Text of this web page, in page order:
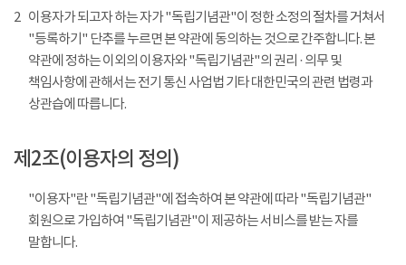
2 이용자가 되고자 하는 자가 "독립기념관"이 정한 소정의 절차를 거쳐서
"등록하기" 단추를 누르면 본 약관에 동의하는 것으로 간주합니다. 본
약관에 정하는 이외의 이용자와 "독립기념관"의 권리 · 의무 및
책임사항에 관해서는 전기 통신 사업법 기타 대한민국의 관련 법령과
상관습에 따릅니다.
제2조(이용자의 정의)
"이용자"란 "독립기념관"에 접속하여 본 약관에 따라 "독립기념관"
회원으로 가입하여 "독립기념관"이 제공하는 서비스를 받는 자를
말합니다.